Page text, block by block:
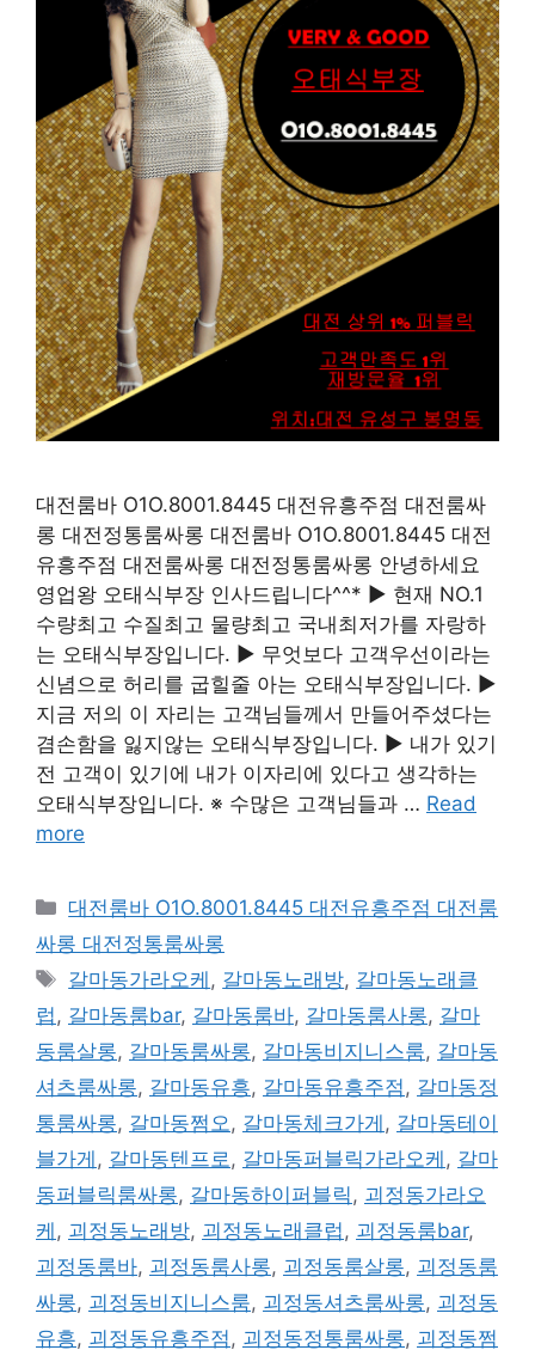
대전룸바 O1O.8001.8445 대전유흥주점 대전룸싸
롱 대전정통룸싸롱 대전룸바 O1O.8001.8445 대전
유흥주점 대전룸싸롱 대전정통룸싸롱 안녕하세요
영업왕 오태식부장 인사드립니다^^* ▶ 현재 NO.1
수량최고 수질최고 물량최고 국내최저가를 자랑하
는 오태식부장입니다. ▶ 무엇보다 고객우선이라는
신념으로 허리를 굽힐줄 아는 오태식부장입니다. ▶
지금 저의 이 자리는 고객님들께서 만들어주셨다는
겸손함을 잃지않는 오태식부장입니다. ▶ 내가 있기
전 고객이 있기에 내가 이자리에 있다고 생각하는
오태식부장입니다. ※ 수많은 고객님들과 … Read
more
카
테
리
대전룸바 O1O.8001.8445 대전유흥주점 대전룸
싸롱 대전정통룸싸롱
태
그
갈마동가라오케 , 갈마동노래방, 갈마동노래클
럽, 갈마동룸bar, 갈마동룸바, 갈마동룸사롱, 갈마
동룸살롱, 갈마동룸싸롱, 갈마동비지니스룸, 갈마동
셔츠룸싸롱, 갈마동유흥, 갈마동유흥주점, 갈마동정
통룸싸롱, 갈마동쩜오, 갈마동체크가게 , 갈마동테이
블가게 , 갈마동텐프로, 갈마동퍼블릭가라오케 , 갈마
동퍼블릭룸싸롱, 갈마동하이퍼블릭, 괴정동가라오
케 , 괴정동노래방, 괴정동노래클럽, 괴정동룸bar,
괴정동룸바, 괴정동룸사롱, 괴정동룸살롱, 괴정동룸
싸롱, 괴정동비지니스룸, 괴정동셔츠룸싸롱, 괴정동
유흥, 괴정동유흥주점, 괴정동정통룸싸롱, 괴정동쩜